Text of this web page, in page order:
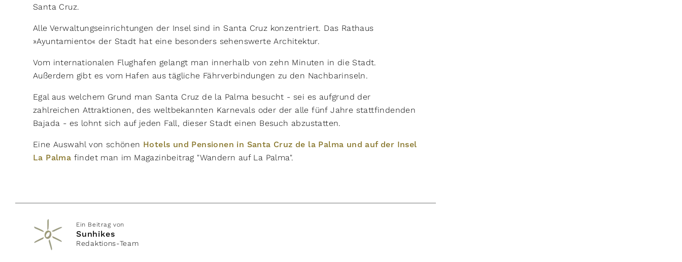
Santa Cruz.
Alle Verwaltungseinrichtungen der Insel sind in Santa Cruz konzentriert. Das Rathaus
»Ayuntamiento« der Stadt hat eine besonders sehenswerte Architektur. ​
Vom internationalen Flughafen gelangt man innerhalb von zehn Minuten in die Stadt.
Außerdem gibt es vom Hafen aus tägliche Fährver­bin­dungen zu den Nachbarinseln.
Egal aus welchem Grund man Santa Cruz de la Palma besucht - sei es aufgrund der
zahlreichen Attraktionen, des weltbekannten Karnevals oder der alle fünf Jahre stattfindenden
Bajada - es lohnt sich auf jeden Fall, dieser Stadt einen Besuch abzustatten.
Eine Auswahl von schönen Hotels und Pensionen in Santa Cruz de la Palma und auf der Insel
La Palma findet man im Magazinbeitrag "Wandern auf La Palma".
Ein Beitrag von
Sunhikes
Redaktions-Team